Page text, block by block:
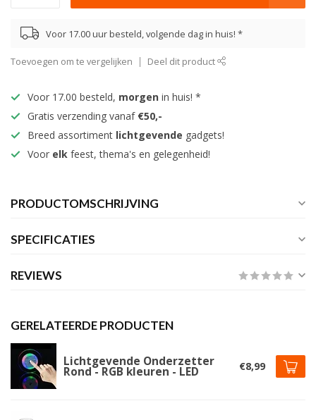
Voor 17.00 uur besteld, volgende dag in huis! *
Toevoegen om te vergelijken Deel dit product
Voor 17.00 besteld, morgen in huis! *
Gratis verzending vanaf €50,-
Breed assortiment lichtgevende gadgets!
Voor elk feest, thema's en gelegenheid!
PRODUCTOMSCHRIJVING
SPECIFICATIES
REVIEWS
GERELATEERDE PRODUCTEN
Lichtgevende Onderzetter
Rond - RGB kleuren - LED €8,99